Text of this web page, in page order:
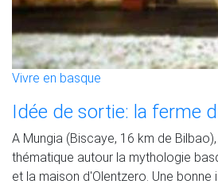
Vivre en basque
Idée de sortie: la ferme
A Mungia (Biscaye, 16 km de
thématique autour la mythologie
et la maison d'Olentzero. Une